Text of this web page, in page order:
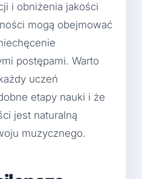
i obniżenia jakości
mogą obejmować
postępami. Warto
uczeń
etapy nauki i że
jest naturalną
muzycznego.